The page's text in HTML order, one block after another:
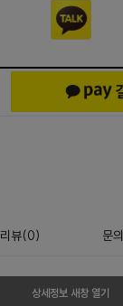
리뷰(0) 문의
상세정보 새창 열기